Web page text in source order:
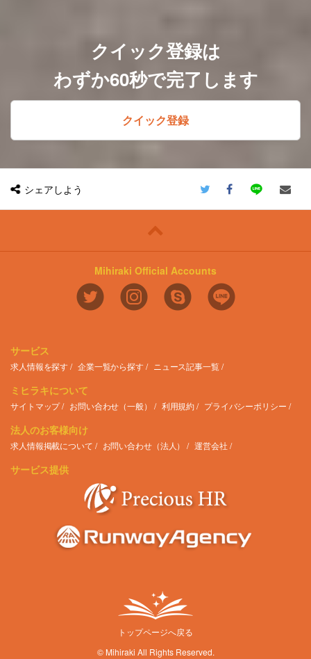
職種の変更範囲：会社の定める業務の範囲
※出向を命じることがあり、その場合は出
向先の定める職種
クイック登録は
わずか60秒で完了します
クイック登録
シェアしよう
Mihiraki Official Accounts
サービス
求人情報を探す 企業一覧から探す ニュース記事一覧
ミヒラキについて
サイトマップ お問い合わせ（一般） 利用規約 プライバシーポリシー
法人のお客様向け
求人情報掲載について お問い合わせ（法人） 運営会社
サービス提供
トップページへ戻る
© Mihiraki All Rights Reserved.